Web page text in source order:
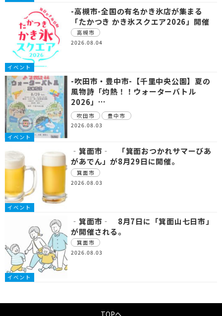
イベント
-高槻市-全国の有名かき氷店が集まる
「たかつき かき氷スクエア2026」開催
高槻市
2026.08.04
イベント
-吹田市・豊中市-【千里中央公園】夏の
風物詩「灼熱！！ウォーターバトル
2026」…
吹田市
豊中市
2026.08.03
イベント
‐箕面市‐ 「箕面おつかれサマーびあ
があでん」が8月29日に開催。
箕面市
2026.08.03
イベント
‐箕面市‐ 8月7日に「箕面山七日市」
が開催される。
箕面市
2026.08.03
TOPへ